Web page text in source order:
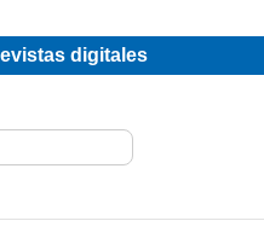
digitales